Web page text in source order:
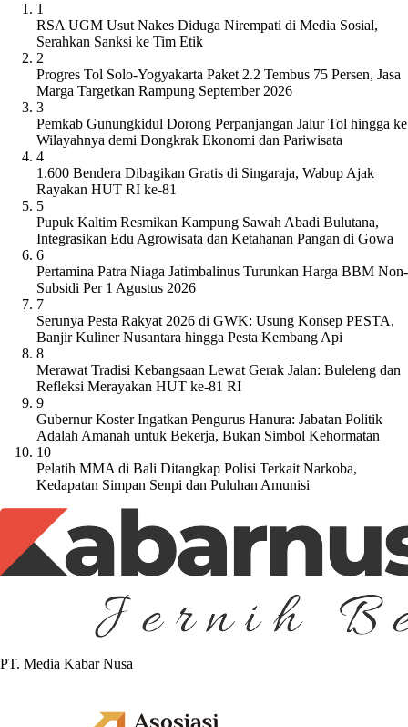
1
RSA UGM Usut Nakes Diduga Nirempati di Media Sosial,
Serahkan Sanksi ke Tim Etik
2
Progres Tol Solo-Yogyakarta Paket 2.2 Tembus 75 Persen, Jasa
Marga Targetkan Rampung September 2026
3
Pemkab Gunungkidul Dorong Perpanjangan Jalur Tol hingga ke
Wilayahnya demi Dongkrak Ekonomi dan Pariwisata
4
1.600 Bendera Dibagikan Gratis di Singaraja, Wabup Ajak
Rayakan HUT RI ke-81
5
Pupuk Kaltim Resmikan Kampung Sawah Abadi Bulutana,
Integrasikan Edu Agrowisata dan Ketahanan Pangan di Gowa
6
Pertamina Patra Niaga Jatimbalinus Turunkan Harga BBM Non-
Subsidi Per 1 Agustus 2026
7
Serunya Pesta Rakyat 2026 di GWK: Usung Konsep PESTA,
Banjir Kuliner Nusantara hingga Pesta Kembang Api
8
Merawat Tradisi Kebangsaan Lewat Gerak Jalan: Buleleng dan
Refleksi Merayakan HUT ke-81 RI
9
Gubernur Koster Ingatkan Pengurus Hanura: Jabatan Politik
Adalah Amanah untuk Bekerja, Bukan Simbol Kehormatan
10
Pelatih MMA di Bali Ditangkap Polisi Terkait Narkoba,
Kedapatan Simpan Senpi dan Puluhan Amunisi
PT. Media Kabar Nusa